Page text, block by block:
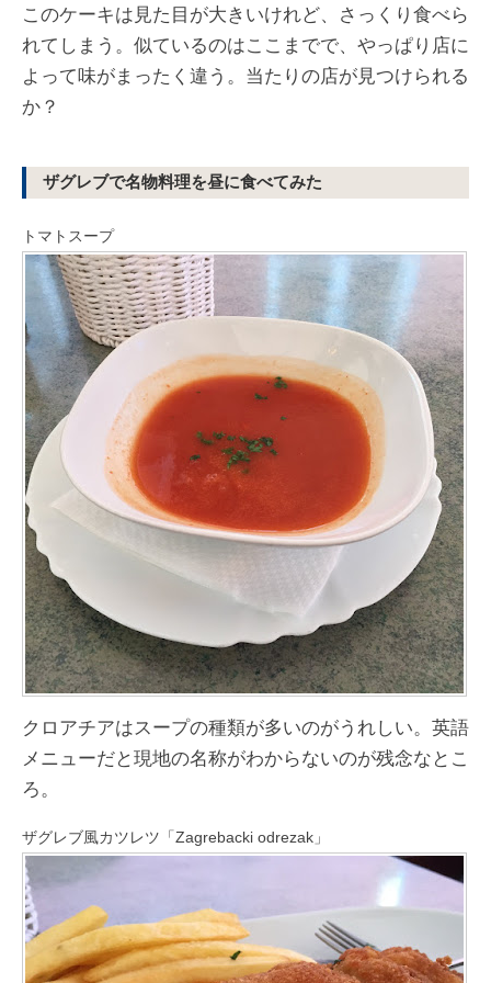
このケーキは見た目が大きいけれど、さっくり食べら
れてしまう。似ているのはここまでで、やっぱり店に
よって味がまったく違う。当たりの店が見つけられる
か？
ザグレブで名物料理を昼に食べてみた
トマトスープ
クロアチアはスープの種類が多いのがうれしい。英語
メニューだと現地の名称がわからないのが残念なとこ
ろ。
ザグレブ風カツレツ「Zagrebacki odrezak」